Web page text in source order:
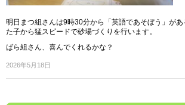
明日まつ組さんは9時30分から「英語であそぼう」が
た子から猛スピードで砂場づくりを行います。
ばら組さん、喜んでくれるかな？
2026年5月18日